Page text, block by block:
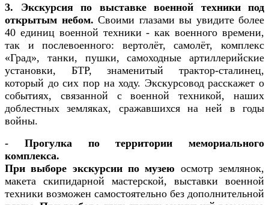
3. Экскурсия по выставке военной техники под
открытым небом. Своими глазами вы увидите более
40 единиц военной техники - как военного времени,
так и послевоенного: вертолёт, самолёт, комплекс
«Град», танки, пушки, самоходные артиллерийские
установки, БТР, знаменитый трактор-сталинец,
который до сих пор на ходу. Экскурсовод расскажет о
событиях, связанной с военной техникой, наших
доблестных земляках, сражавшихся на ней в годы
войны.
- Прогулка по территории мемориального
комплекса.
При выборе экскурсии по музею осмотр землянок,
макета скипидарной мастерской, выставки военной
техники возможен самостоятельно без дополнительной